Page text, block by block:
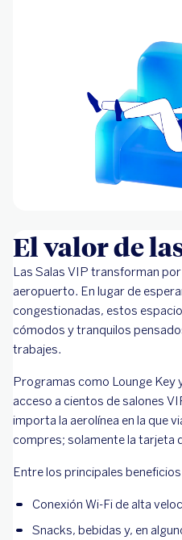
El valor de
Las Salas VIP transforman
aeropuerto. En lugar de
congestionadas, estos
cómodos y tranquilos
trabajes.
Programas como Lounge Key
acceso a cientos de salones
importa la aerolínea en la que
compres; solamente la tarjeta
Entre los principales
Conexión Wi-Fi de alta
Snacks, bebidas y, en